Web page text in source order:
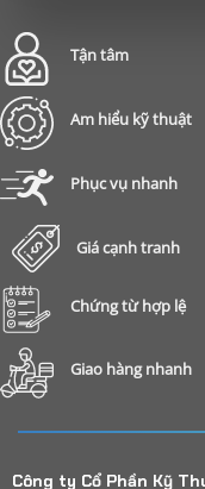
Tận tâm
Am hiểu kỹ thuật
Phục vụ nhanh
Giá cạnh tranh
Chứng từ hợp lệ
Giao hàng nhanh
Công ty Cổ Phần Kỹ